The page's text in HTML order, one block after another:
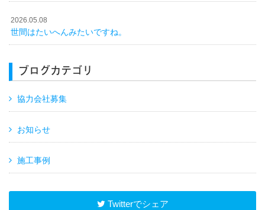
2026.05.08
世間はたいへんみたいですね。
ブログカテゴリ
協力会社募集
お知らせ
施工事例
Twitterでシェア